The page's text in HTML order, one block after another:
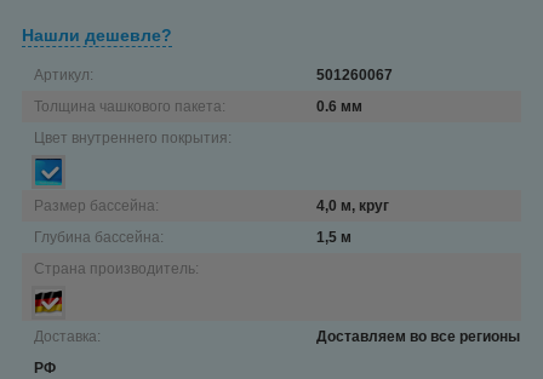
Нашли дешевле?
Артикул:
501260067
Толщина чашкового пакета:
0.6 мм
Цвет внутреннего покрытия:
Размер бассейна:
4,0 м, круг
Глубина бассейна:
1,5 м
Страна производитель:
Доставка:
Доставляем во все регионы
РФ